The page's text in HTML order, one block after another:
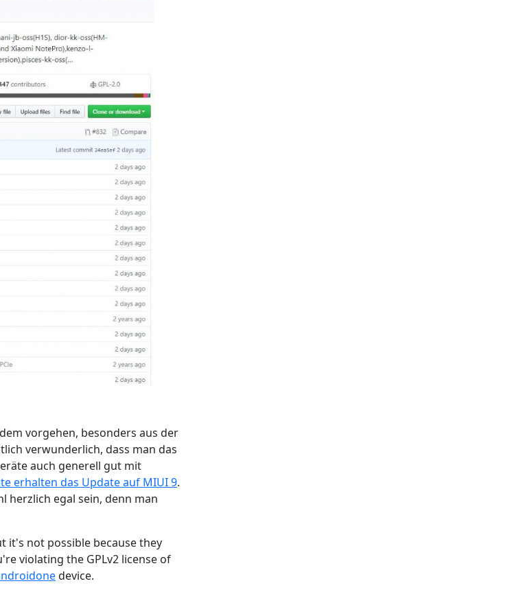
vorgehen, besonders aus der
verwunderlich, dass man das
auch generell gut mit
erhalten das Update auf MIUI 9.
herzlich egal sein, denn man
it's not possible because they
violating the GPLv2 license of
device.